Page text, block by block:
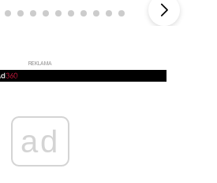
REKLAMA
ad